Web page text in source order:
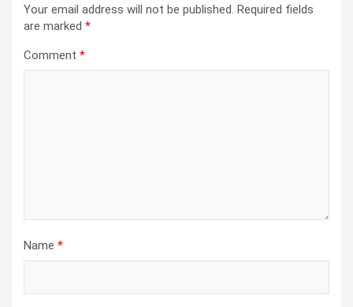
Your email address will not be published. Required fields
are marked *
Comment *
Name *